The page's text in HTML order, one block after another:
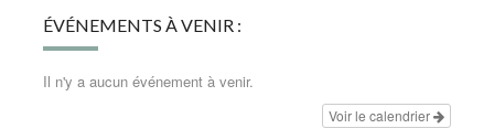
ÉVÉNEMENTS À VENIR :
Il n'y a aucun événement à venir.
Voir le calendrier